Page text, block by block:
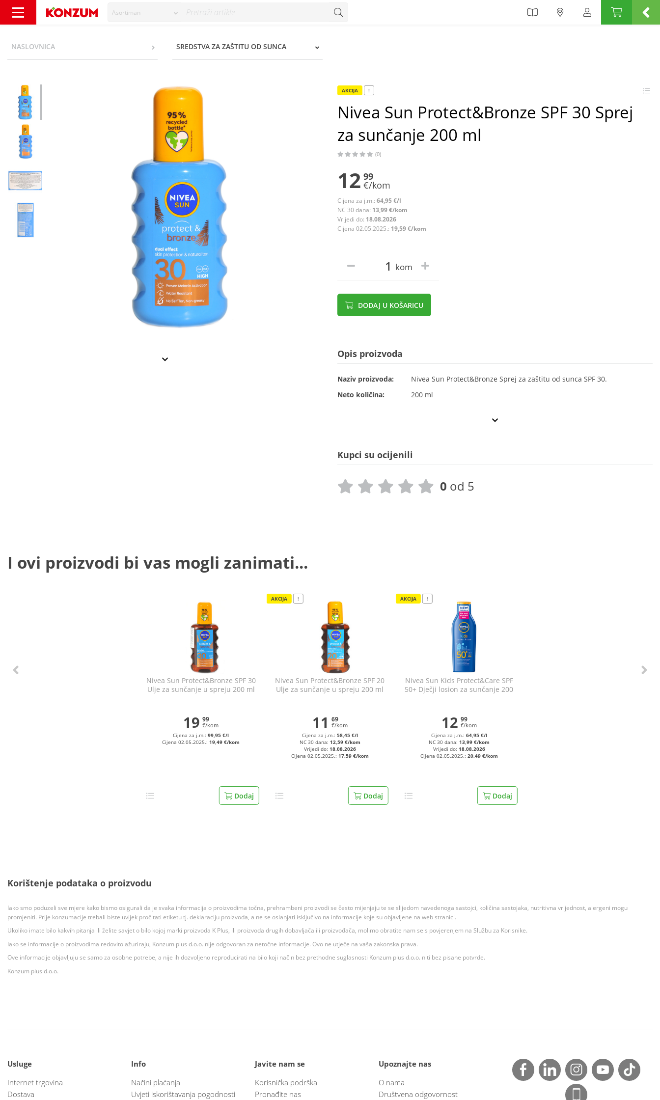
Asortiman
NASLOVNICA SREDSTVA ZA ZAŠTITU OD SUNCA
AKCIJA !
Nivea Sun Protect&Bronze SPF 30 Sprej
za sunčanje 200 ml
(0)
12 99
€/kom
Cijena za j.m.: 64,95 €/l
NC 30 dana: 13,99 €/kom
Vrijedi do: 18.08.2026
Cijena 02.05.2025.: 19,59 €/kom
kom
DODAJ U KOŠARICU
Opis proizvoda
Naziv proizvoda:
Nivea Sun Protect&Bronze Sprej za zaštitu od sunca SPF 30.
Neto količina:
200 ml
Kupci su ocijenili
0 od 5
I ovi proizvodi bi vas mogli zanimati...
Nivea Sun Protect&Bronze SPF 30
Ulje za sunčanje u spreju 200 ml
19 99
€/kom
Cijena za j.m.:99,95 €/l
Cijena 02.05.2025.:19,49 €/kom
Dodaj
AKCIJA !
Nivea Sun Protect&Bronze SPF 20
Ulje za sunčanje u spreju 200 ml
11 69
€/kom
Cijena za j.m.: 58,45 €/l
NC 30 dana: 12,59 €/kom
Vrijedi do: 18.08.2026
Cijena 02.05.2025.: 17,59 €/kom
Dodaj
AKCIJA !
Nivea Sun Kids Protect&Care SPF
50+ Dječji losion za sunčanje 200
12 99
€/kom
Cijena za j.m.: 64,95 €/l
NC 30 dana: 13,99 €/kom
Vrijedi do: 18.08.2026
Cijena 02.05.2025.: 20,49 €/kom
Dodaj
Korištenje podataka o proizvodu
Iako smo poduzeli sve mjere kako bismo osigurali da je svaka informacija o proizvodima točna, prehrambeni proizvodi se često mijenjaju te se slijedom navedenoga sastojci, količina sastojaka, nutritivna vrijednost, alergeni mogu
promjeniti. Prije konzumacije trebali biste uvijek pročitati etiketu tj. deklaraciju proizvoda, a ne se oslanjati isključivo na informacije koje su objavljene na web stranici.
Ukoliko imate bilo kakvih pitanja ili želite savjet o bilo kojoj marki proizvoda K Plus, ili proizvoda drugih dobavljača ili proizvođača, molimo obratite nam se s povjerenjem na Službu za Korisnike.
Iako se informacije o proizvodima redovito ažuriraju, Konzum plus d.o.o. nije odgovoran za netočne informacije. Ovo ne utječe na vaša zakonska prava.
Ove informacije objavljuju se samo za osobne potrebe, a nije ih dozvoljeno reproducirati na bilo koji način bez prethodne suglasnosti Konzum plus d.o.o. niti bez pisane potvrde.
Konzum plus d.o.o.
Usluge
Internet trgovina
Dostava
Info
Načini plaćanja
Uvjeti iskorištavanja pogodnosti
Javite nam se
Korisnička podrška
Pronađite nas
Upoznajte nas
O nama
Društvena odgovornost